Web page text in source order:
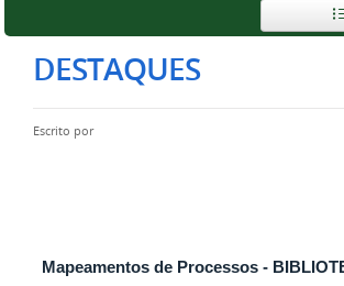
DESTAQUES
Escrito por
Mapeamentos de Processos -